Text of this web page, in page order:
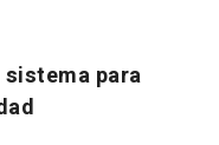
para